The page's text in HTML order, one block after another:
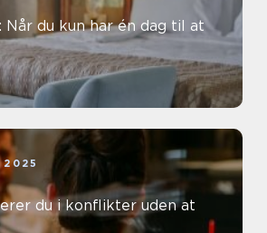
Når du kun har én dag til at
du i konflikter uden at